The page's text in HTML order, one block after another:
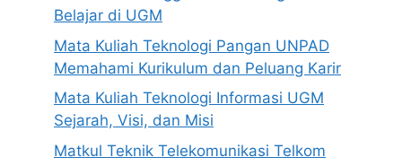
Belajar di UGM
Mata Kuliah Teknologi Pangan UNPAD
Memahami Kurikulum dan Peluang Karir
Mata Kuliah Teknologi Informasi UGM
Sejarah, Visi, dan Misi
Matkul Teknik Telekomunikasi Telkom